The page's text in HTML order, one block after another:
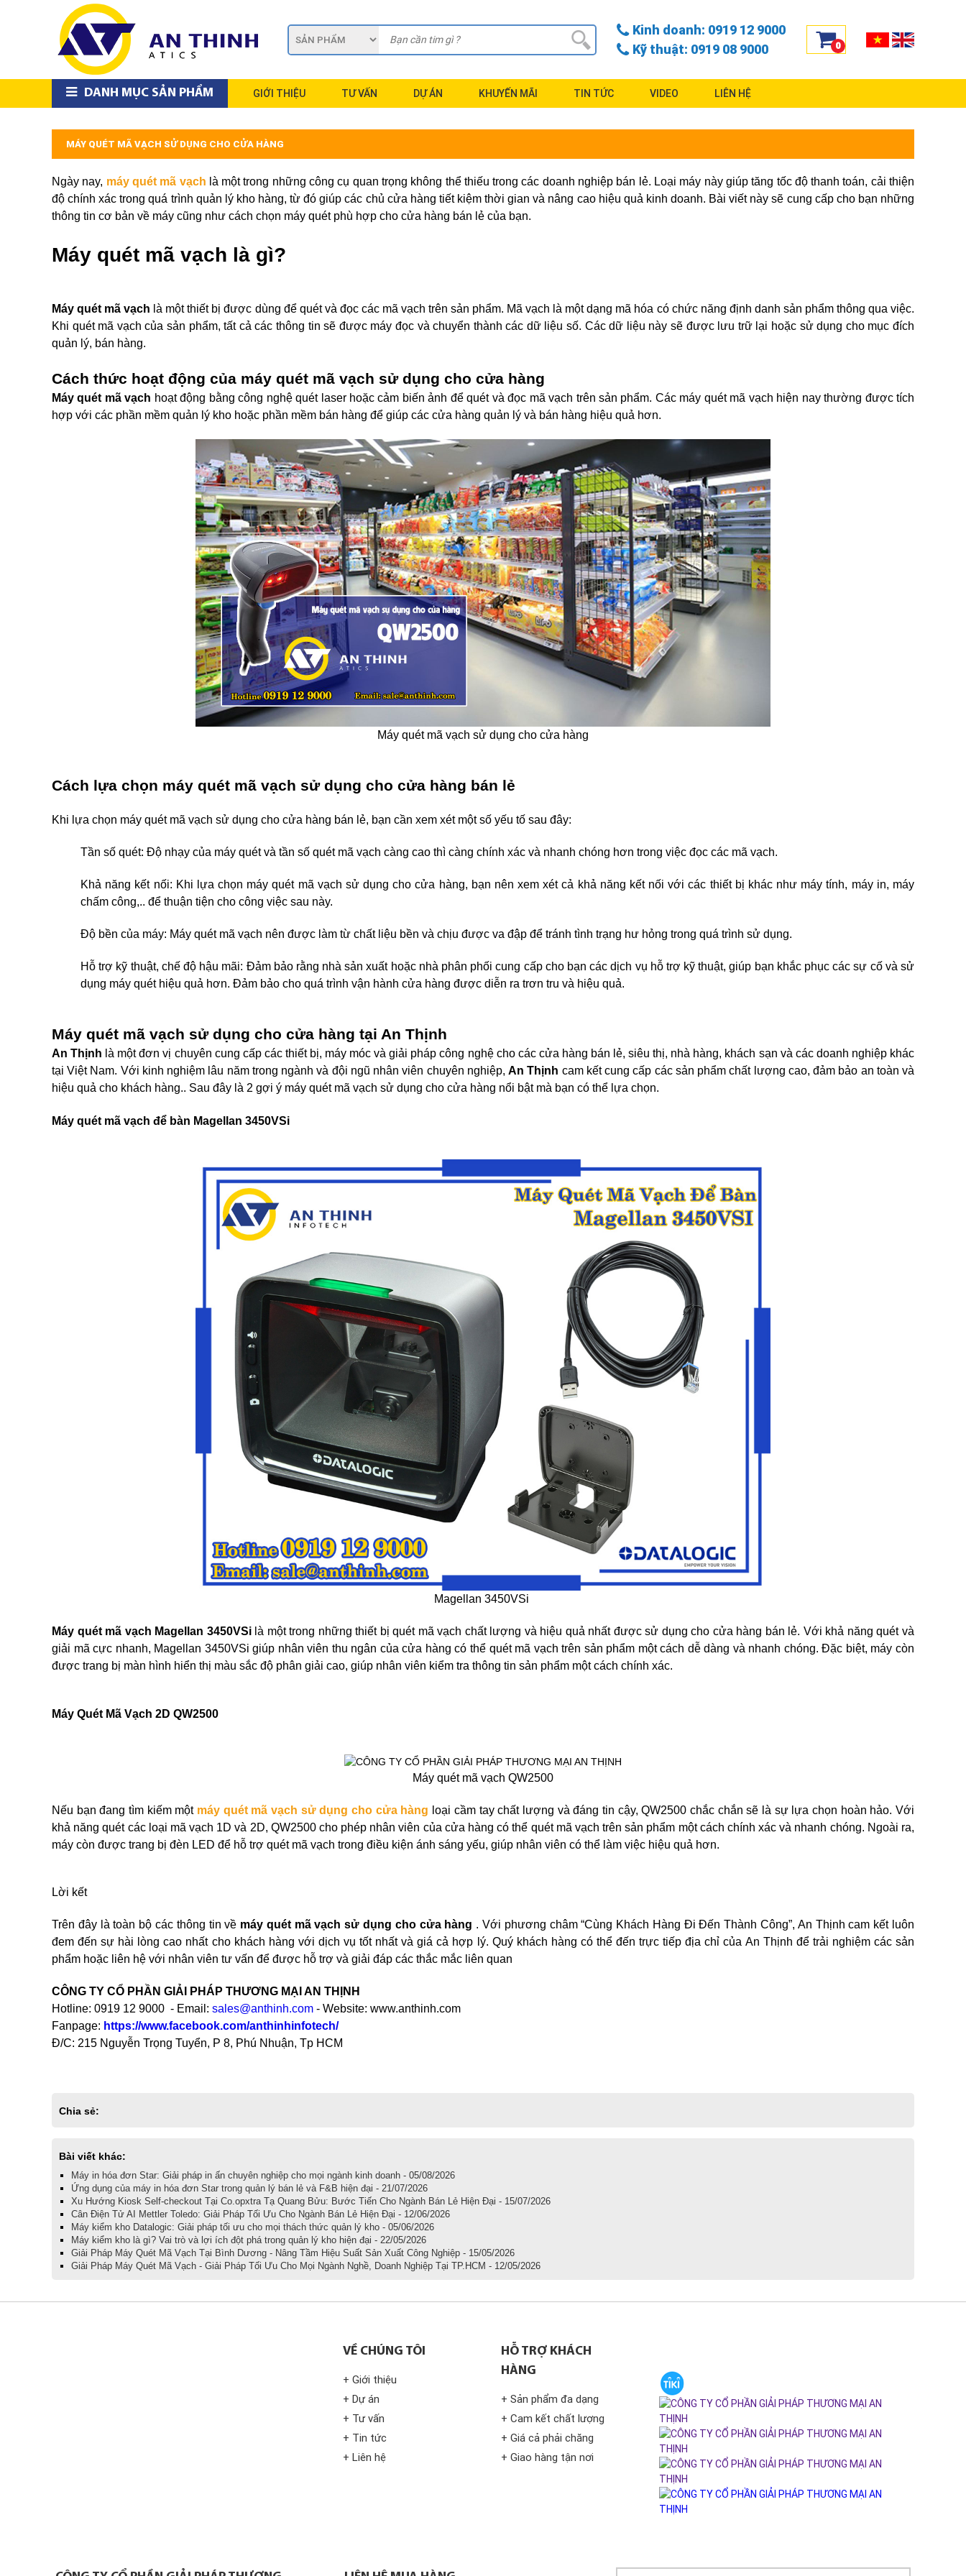
Kinh doanh: 0919 12 9000
Kỹ thuật: 0919 08 9000
0
DANH MỤC SẢN PHẨM GIỚI THIỆU TƯ VẤN DỰ ÁN KHUYẾN MÃI TIN TỨC VIDEO LIÊN HỆ
MÁY QUÉT MÃ VẠCH SỬ DỤNG CHO CỬA HÀNG
Ngày nay, máy quét mã vạch là một trong những công cụ quan trọng không thể thiếu trong các doanh nghiệp bán lẻ. Loại máy này giúp tăng tốc độ thanh toán, cải thiện
độ chính xác trong quá trình quản lý kho hàng, từ đó giúp các chủ cửa hàng tiết kiệm thời gian và nâng cao hiệu quả kinh doanh. Bài viết này sẽ cung cấp cho bạn những
thông tin cơ bản về máy cũng như cách chọn máy quét phù hợp cho cửa hàng bán lẻ của bạn.
Máy quét mã vạch là gì?
Máy quét mã vạch là một thiết bị được dùng để quét và đọc các mã vạch trên sản phẩm. Mã vạch là một dạng mã hóa có chức năng định danh sản phẩm thông qua việc.
Khi quét mã vạch của sản phẩm, tất cả các thông tin sẽ được máy đọc và chuyển thành các dữ liệu số. Các dữ liệu này sẽ được lưu trữ lại hoặc sử dụng cho mục đích
quản lý, bán hàng.
Cách thức hoạt động của máy quét mã vạch sử dụng cho cửa hàng
Máy quét mã vạch hoạt động bằng công nghệ quét laser hoặc cảm biến ảnh để quét và đọc mã vạch trên sản phẩm. Các máy quét mã vạch hiện nay thường được tích
hợp với các phần mềm quản lý kho hoặc phần mềm bán hàng để giúp các cửa hàng quản lý và bán hàng hiệu quả hơn.
Máy quét mã vạch sử dụng cho cửa hàng
Cách lựa chọn máy quét mã vạch sử dụng cho cửa hàng bán lẻ
Khi lựa chọn máy quét mã vạch sử dụng cho cửa hàng bán lẻ, bạn cần xem xét một số yếu tố sau đây:
Tần số quét: Độ nhạy của máy quét và tần số quét mã vạch càng cao thì càng chính xác và nhanh chóng hơn trong việc đọc các mã vạch.
Khả năng kết nối: Khi lựa chọn máy quét mã vạch sử dụng cho cửa hàng, bạn nên xem xét cả khả năng kết nối với các thiết bị khác như máy tính, máy in, máy
chấm công,.. để thuận tiện cho công việc sau này.
Độ bền của máy: Máy quét mã vạch nên được làm từ chất liệu bền và chịu được va đập để tránh tình trạng hư hỏng trong quá trình sử dụng.
Hỗ trợ kỹ thuật, chế độ hậu mãi: Đảm bảo rằng nhà sản xuất hoặc nhà phân phối cung cấp cho bạn các dịch vụ hỗ trợ kỹ thuật, giúp bạn khắc phục các sự cố và sử
dụng máy quét hiệu quả hơn. Đảm bảo cho quá trình vận hành cửa hàng được diễn ra trơn tru và hiệu quả.
Máy quét mã vạch sử dụng cho cửa hàng tại An Thịnh
An Thịnh là một đơn vị chuyên cung cấp các thiết bị, máy móc và giải pháp công nghệ cho các cửa hàng bán lẻ, siêu thị, nhà hàng, khách sạn và các doanh nghiệp khác
tại Việt Nam. Với kinh nghiệm lâu năm trong ngành và đội ngũ nhân viên chuyên nghiệp,An Thịnh cam kết cung cấp các sản phẩm chất lượng cao, đảm bảo an toàn và
hiệu quả cho khách hàng.. Sau đây là 2 gợi ý máy quét mã vạch sử dụng cho cửa hàng nổi bật mà bạn có thể lựa chọn.
Máy quét mã vạch để bàn Magellan 3450VSi
Magellan 3450VSi
Máy quét mã vạch Magellan 3450VSilà một trong những thiết bị quét mã vạch chất lượng và hiệu quả nhất được sử dụng cho cửa hàng bán lẻ. Với khả năng quét và
giải mã cực nhanh, Magellan 3450VSi giúp nhân viên thu ngân của cửa hàng có thể quét mã vạch trên sản phẩm một cách dễ dàng và nhanh chóng. Đặc biệt, máy còn
được trang bị màn hình hiển thị màu sắc độ phân giải cao, giúp nhân viên kiểm tra thông tin sản phẩm một cách chính xác.
Máy Quét Mã Vạch 2D QW2500
Máy quét mã vạch QW2500
Nếu bạn đang tìm kiếm một máy quét mã vạch sử dụng cho cửa hàng loại cầm tay chất lượng và đáng tin cậy, QW2500 chắc chắn sẽ là sự lựa chọn hoàn hảo. Với
khả năng quét các loại mã vạch 1D và 2D, QW2500 cho phép nhân viên của cửa hàng có thể quét mã vạch trên sản phẩm một cách chính xác và nhanh chóng. Ngoài ra,
máy còn được trang bị đèn LED để hỗ trợ quét mã vạch trong điều kiện ánh sáng yếu, giúp nhân viên có thể làm việc hiệu quả hơn.
Lời kết
Trên đây là toàn bộ các thông tin về máy quét mã vạch sử dụng cho cửa hàng . Với phương châm “Cùng Khách Hàng Đi Đến Thành Công”, An Thịnh cam kết luôn
đem đến sự hài lòng cao nhất cho khách hàng với dịch vụ tốt nhất và giá cả hợp lý. Quý khách hàng có thể đến trực tiếp địa chỉ của An Thịnh để trải nghiệm các sản
phẩm hoặc liên hệ với nhân viên tư vấn để được hỗ trợ và giải đáp các thắc mắc liên quan
CÔNG TY CỔ PHẦN GIẢI PHÁP THƯƠNG MẠI AN THỊNH
Hotline: 0919 12 9000 - Email: sales@anthinh.com - Website: www.anthinh.com
Fanpage: https://www.facebook.com/anthinhinfotech/
Đ/C: 215 Nguyễn Trọng Tuyển, P 8, Phú Nhuận, Tp HCM
Chia sẻ:
Bài viết khác:
Máy in hóa đơn Star: Giải pháp in ấn chuyên nghiệp cho mọi ngành kinh doanh - 05/08/2026
Ứng dụng của máy in hóa đơn Star trong quản lý bán lẻ và F&B hiện đại - 21/07/2026
Xu Hướng Kiosk Self-checkout Tại Co.opxtra Tạ Quang Bửu: Bước Tiến Cho Ngành Bán Lẻ Hiện Đại - 15/07/2026
Cân Điện Tử AI Mettler Toledo: Giải Pháp Tối Ưu Cho Ngành Bán Lẻ Hiện Đại - 12/06/2026
Máy kiểm kho Datalogic: Giải pháp tối ưu cho mọi thách thức quản lý kho - 05/06/2026
Máy kiểm kho là gì? Vai trò và lợi ích đột phá trong quản lý kho hiện đại - 22/05/2026
Giải Pháp Máy Quét Mã Vạch Tại Bình Dương - Nâng Tầm Hiệu Suất Sản Xuất Công Nghiệp - 15/05/2026
Giải Pháp Máy Quét Mã Vạch - Giải Pháp Tối Ưu Cho Mọi Ngành Nghề, Doanh Nghiệp Tại TP.HCM - 12/05/2026
VỀ CHÚNG TÔI
+ Giới thiệu
+ Dự án
+ Tư vấn
+ Tin tức
+ Liên hệ
HỖ TRỢ KHÁCH
HÀNG
+ Sản phẩm đa dạng
+ Cam kết chất lượng
+ Giá cả phải chăng
+ Giao hàng tận nơi